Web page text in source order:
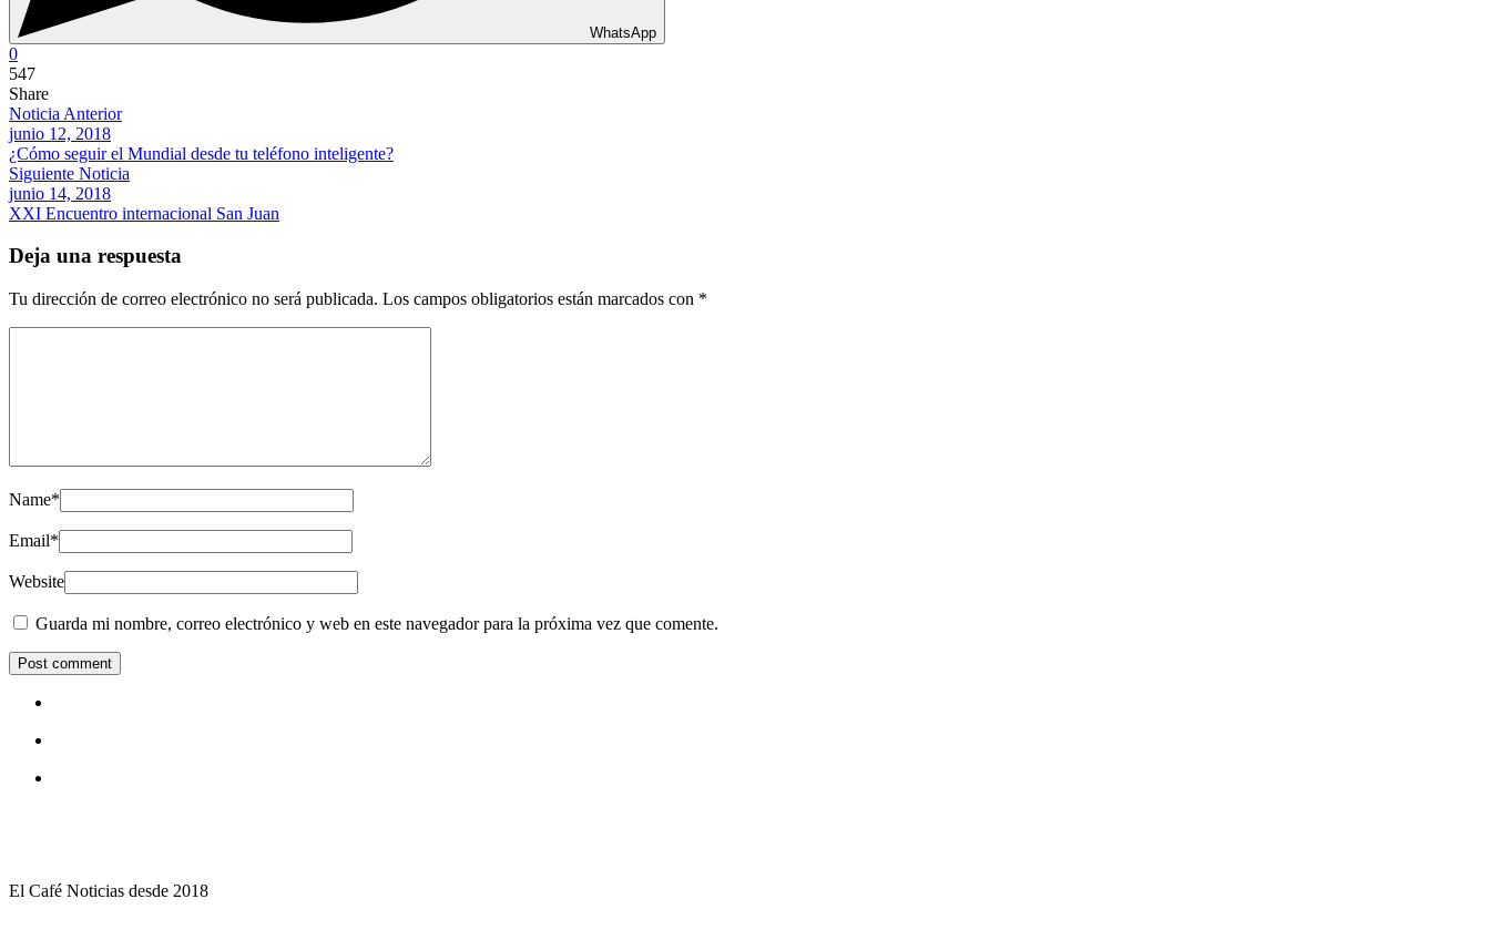
WhatsApp
0
547
Share
Noticia Anterior
junio 12, 2018
¿Cómo seguir el Mundial desde tu teléfono inteligente?
Siguiente Noticia
junio 14, 2018
XXI Encuentro internacional San Juan
Deja una respuesta
Tu dirección de correo electrónico no será publicada. Los campos obligatorios están marcados con *
Name*
Email*
Website
Guarda mi nombre, correo electrónico y web en este navegador para la próxima vez que comente.
El Café Noticias desde 2018